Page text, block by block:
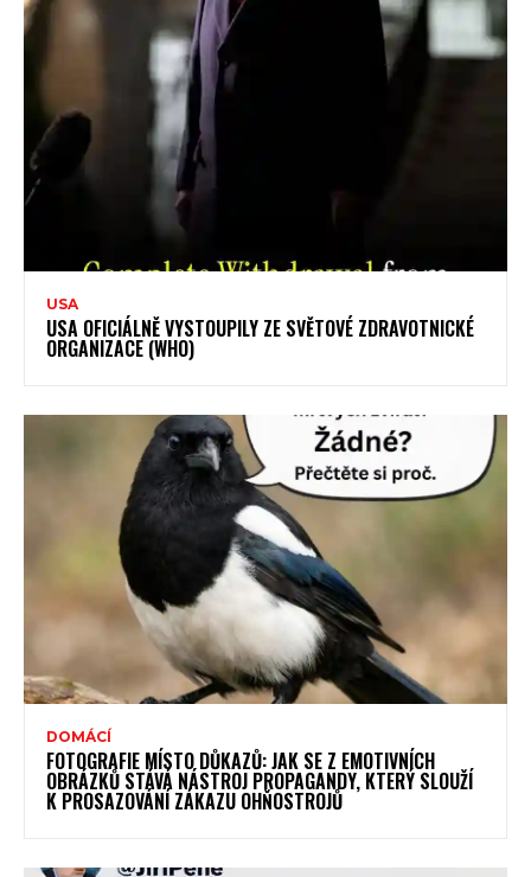
USA
USA OFICIÁLNĚ VYSTOUPILY ZE SVĚTOVÉ ZDRAVOTNICKÉ
ORGANIZACE (WHO)
DOMÁCÍ
FOTOGRAFIE MÍSTO DŮKAZŮ: JAK SE Z EMOTIVNÍCH
OBRÁZKŮ STÁVÁ NÁSTROJ PROPAGANDY, KTERÝ SLOUŽÍ
K PROSAZOVÁNÍ ZÁKAZU OHŇOSTROJŮ